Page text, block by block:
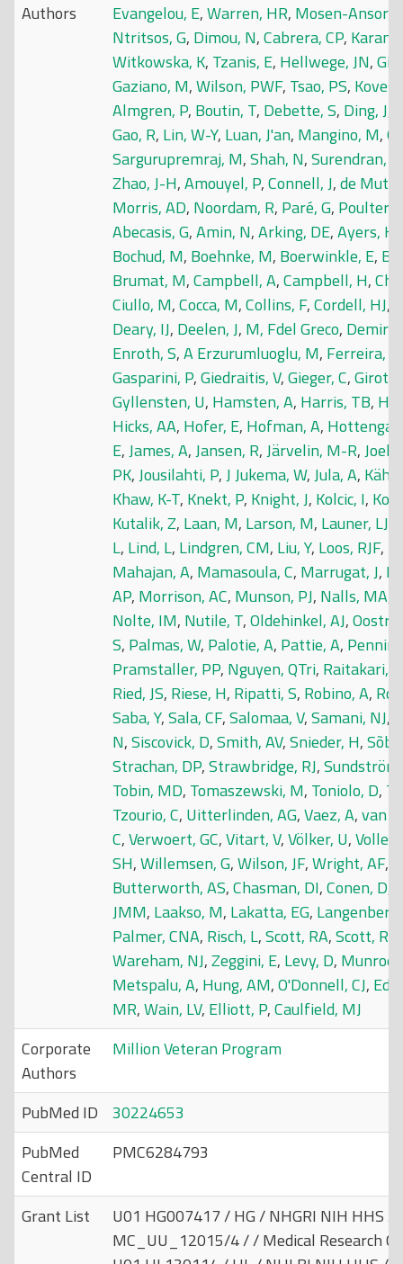
Authors Evangelou, E,Warren, HR, Mosen-
Ntritsos, G, Dimou, N,Cabrera, CP,
Witkowska, K, Tzanis, E, Hellwege, JN,
Gaziano, M,Wilson, PWF, Tsao, PS,
Almgren, P, Boutin, T, Debette, S, Ding, J
Gao, R, Lin, W-Y, Luan, J'an, Mangino, M,
Sargurupremraj, M,Shah, N,Surendran, P
Zhao, J-H,Amouyel, P,Connell, J,de
Morris, AD, Noordam, R, Paré, G, Poulter,
Abecasis, G,Amin, N,Arking, DE,Ayers, KL
Bochud, M, Boehnke, M, Boerwinkle, E,
Brumat, M,Campbell, A,Campbell, H,
Ciullo, M,Cocca, M,Collins, F,Cordell, HJ,
Deary, IJ, Deelen, J, M, Fdel Greco,
Enroth, S,A Erzurumluoglu, M, Ferreira, T
Gasparini, P,Giedraitis, V,Gieger, C,
Gyllensten, U, Hamsten, A, Harris, TB,
Hicks, AA, Hofer, E, Hofman, A, Hottenga,
E,James, A,Jansen, R,Järvelin, M-R,
PK,Jousilahti, P,J Jukema, W,Jula, A,
Khaw, K-T, Knekt, P, Knight, J, Kolcic, I,
Kutalik, Z, Laan, M, Larson, M, Launer, LJ
L, Lind, L, Lindgren, CM, Liu, Y, Loos, RJF,
Mahajan, A, Mamasoula, C, Marrugat, J,
AP, Morrison, AC, Munson, PJ, Nalls, MA
Nolte, IM, Nutile, T,Oldehinkel, AJ,
S, Palmas, W, Palotie, A, Pattie, A,
Pramstaller, PP, Nguyen, QTri, Raitakari,
Ried, JS, Riese, H, Ripatti, S, Robino, A,
Saba, Y,Sala, CF,Salomaa, V,Samani, NJ,
N,Siscovick, D,Smith, AV,Snieder, H,
Strachan, DP,Strawbridge, RJ,
Tobin, MD, Tomaszewski, M, Toniolo, D,
Tzourio, C, Uitterlinden, AG,Vaez, A,van
C,Verwoert, GC,Vitart, V,Völker, U,
SH,Willemsen, G,Wilson, JF,Wright, AF,
Butterworth, AS,Chasman, DI,Conen, D
JMM, Laakso, M, Lakatta, EG,
Palmer, CNA, Risch, L,Scott, RA,Scott, RJ
Wareham, NJ,Zeggini, E, Levy, D, Munroe,
Metspalu, A, Hung, AM,O'Donnell, CJ,
MR,Wain, LV, Elliott, P,Caulfield, MJ
Corporate
Authors
Million Veteran Program
PubMed ID
30224653
PubMed
Central ID
PMC6284793
Grant List
U01 HG007417 / HG / NHGRI NIH HHS /
MC_UU_12015/4 / / Medical Research